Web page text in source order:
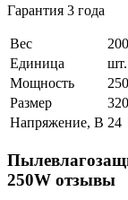
Гарантия 3 года
Вес
Единица
шт.
Мощность
Размер
Напряжение, В 24
250W отзывы